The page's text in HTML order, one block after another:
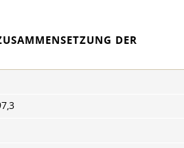
DER